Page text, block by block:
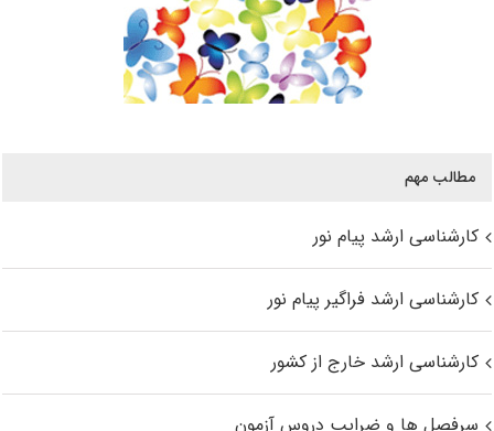
مطالب مهم
کارشناسی ارشد پیام نور
کارشناسی ارشد فراگیر پیام نور
کارشناسی ارشد خارج از کشور
سرفصل ها و ضرایب دروس آزمون